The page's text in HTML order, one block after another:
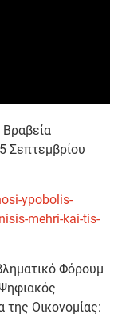
Σεπτεμβρίου
ypobolis-
mehri-kai-tis-
Φόρουμ
της Οικονομίας: